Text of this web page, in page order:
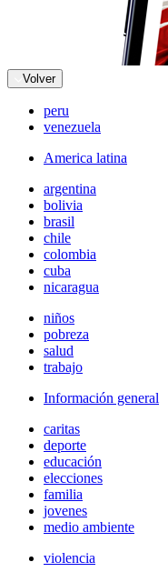
Volver
peru
venezuela
America latina
argentina
bolivia
brasil
chile
colombia
cuba
nicaragua
niños
pobreza
salud
trabajo
Información general
caritas
deporte
educación
elecciones
familia
jovenes
medio ambiente
violencia